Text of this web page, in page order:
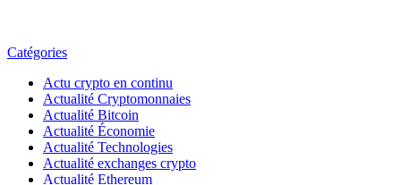
Catégories
Actu crypto en continu
Actualité Cryptomonnaies
Actualité Bitcoin
Actualité Économie
Actualité Technologies
Actualité exchanges crypto
Actualité Ethereum